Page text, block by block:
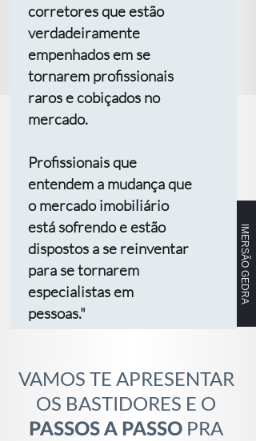
VAMOS TE APRESENTAR
OS BASTIDORES E O
PASSOS A PASSO PRA
IMERSÃO GEDRA
corretores que estão
verdadeiramente
empenhados em se
tornarem profissionais
raros e cobiçados no
mercado.
​​​​​​​Profissionais que
entendem a mudança que
o mercado imobiliário
está sofrendo e estão
dispostos a se reinventar
para se tornarem
especialistas em
pessoas."